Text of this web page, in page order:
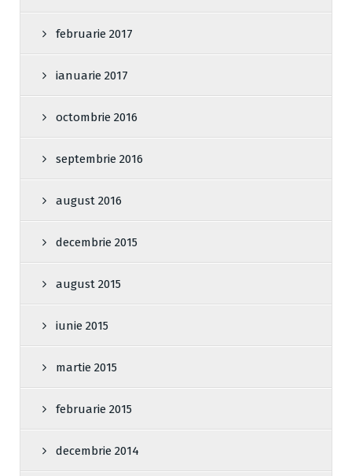
februarie 2017
ianuarie 2017
octombrie 2016
septembrie 2016
august 2016
decembrie 2015
august 2015
iunie 2015
martie 2015
februarie 2015
decembrie 2014